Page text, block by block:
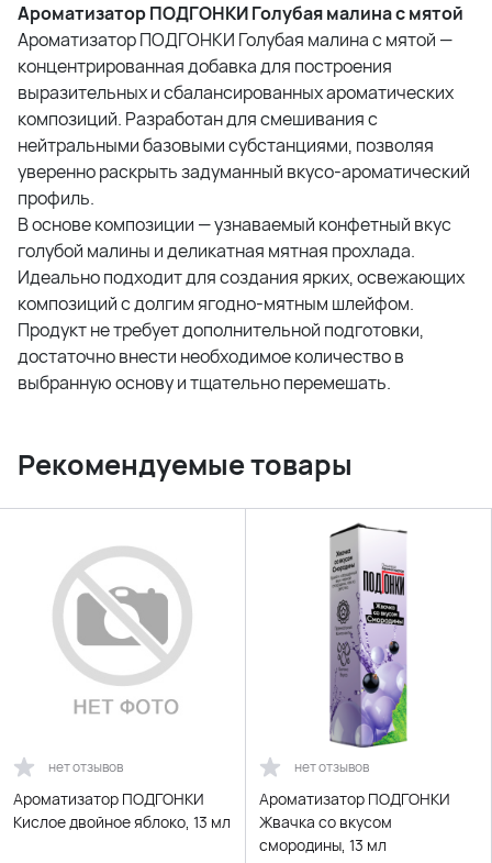
Ароматизатор ПОДГОНКИ Голубая малина с мятой
Ароматизатор ПОДГОНКИ Голубая малина с мятой —
концентрированная добавка для построения
выразительных и сбалансированных ароматических
композиций. Разработан для смешивания с
нейтральными базовыми субстанциями, позволяя
уверенно раскрыть задуманный вкусо-ароматический
профиль.
В основе композиции — узнаваемый конфетный вкус
голубой малины и деликатная мятная прохлада.
Идеально подходит для создания ярких, освежающих
композиций с долгим ягодно-мятным шлейфом.
Продукт не требует дополнительной подготовки,
достаточно внести необходимое количество в
выбранную основу и тщательно перемешать.
Рекомендуемые товары
нет отзывов
Ароматизатор ПОДГОНКИ
Кислое двойное яблоко, 13 мл
нет отзывов
Ароматизатор ПОДГОНКИ
Жвачка со вкусом
смородины, 13 мл